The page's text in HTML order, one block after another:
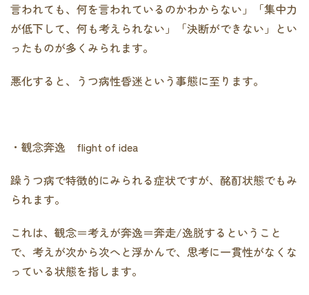
言われても、何を言われているのかわからない」「集中力
が低下して、何も考えられない」「決断ができない」とい
ったものが多くみられます。
悪化すると、うつ病性昏迷という事態に至ります。
・観念奔逸 flight of idea
躁うつ病で特徴的にみられる症状ですが、酩酊状態でもみ
られます。
これは、観念＝考えが奔逸＝奔走/逸脱するということ
で、考えが次から次へと浮かんで、思考に一貫性がなくな
っている状態を指します。